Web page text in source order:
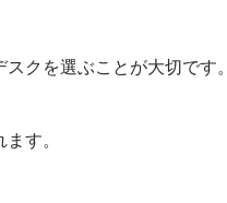
クを選ぶことが大切です。
す。